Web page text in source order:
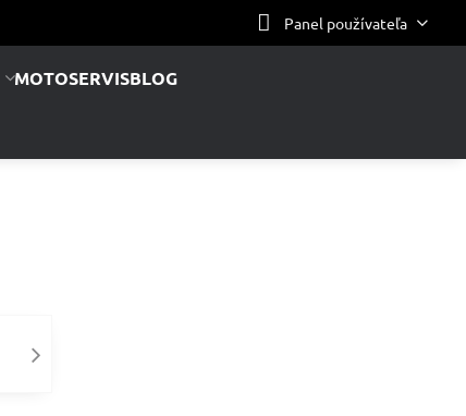
Panel používateľa
MOTOSERVISBLOG